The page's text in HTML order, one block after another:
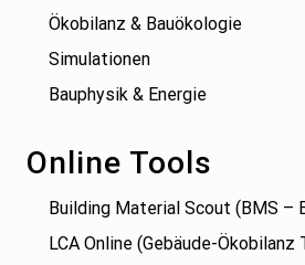
Ökobilanz & Bauökologie
Simulationen
Bauphysik & Energie
Online Tools
Building Material Scout (BMS –
LCA Online (Gebäude-Ökobilanz